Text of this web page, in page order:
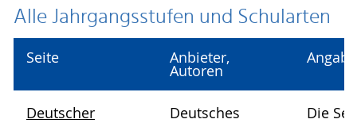
Alle Jahrgangsstufen und Schularten
Seite Anbieter,
Autoren
Deutscher
Deutsches
Die